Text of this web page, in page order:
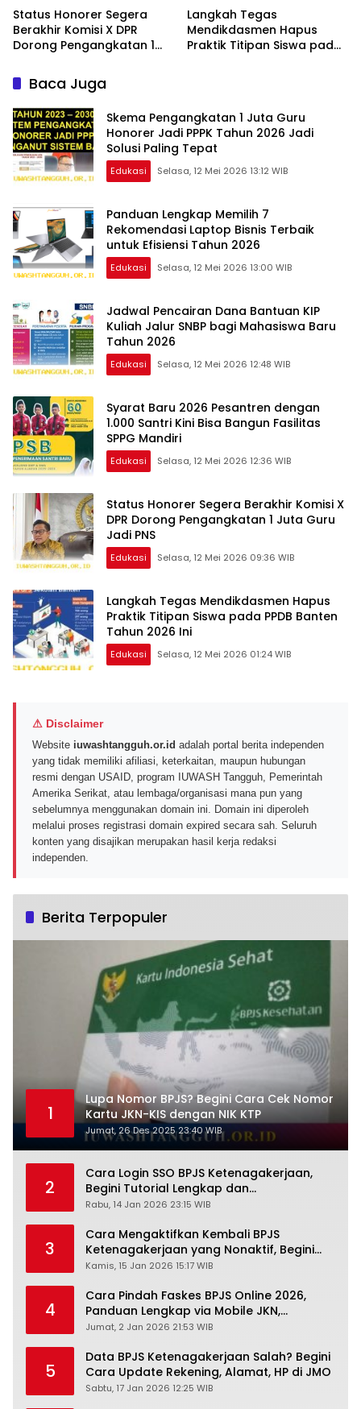
Status Honorer Segera
Berakhir Komisi X DPR
Dorong Pengangkatan 1
Langkah Tegas
Mendikdasmen Hapus
Praktik Titipan Siswa pada
Baca Juga
Skema Pengangkatan 1 Juta Guru
Honorer Jadi PPPK Tahun 2026 Jadi
Solusi Paling Tepat
Edukasi Selasa, 12 Mei 2026 13:12 WIB
Panduan Lengkap Memilih 7
Rekomendasi Laptop Bisnis Terbaik
untuk Efisiensi Tahun 2026
Edukasi Selasa, 12 Mei 2026 13:00 WIB
Jadwal Pencairan Dana Bantuan KIP
Kuliah Jalur SNBP bagi Mahasiswa Baru
Tahun 2026
Edukasi Selasa, 12 Mei 2026 12:48 WIB
Syarat Baru 2026 Pesantren dengan
1.000 Santri Kini Bisa Bangun Fasilitas
SPPG Mandiri
Edukasi Selasa, 12 Mei 2026 12:36 WIB
Status Honorer Segera Berakhir Komisi X
DPR Dorong Pengangkatan 1 Juta Guru
Jadi PNS
Edukasi Selasa, 12 Mei 2026 09:36 WIB
Langkah Tegas Mendikdasmen Hapus
Praktik Titipan Siswa pada PPDB Banten
Tahun 2026 Ini
Edukasi Selasa, 12 Mei 2026 01:24 WIB
⚠ Disclaimer
Website iuwashtangguh.or.id adalah portal berita independen
yang tidak memiliki afiliasi, keterkaitan, maupun hubungan
resmi dengan USAID, program IUWASH Tangguh, Pemerintah
Amerika Serikat, atau lembaga/organisasi mana pun yang
sebelumnya menggunakan domain ini. Domain ini diperoleh
melalui proses registrasi domain expired secara sah. Seluruh
konten yang disajikan merupakan hasil kerja redaksi
independen.
Berita Terpopuler
1
Lupa Nomor BPJS? Begini Cara Cek Nomor
Kartu JKN-KIS dengan NIK KTP
Jumat, 26 Des 2025 23:40 WIB
2
Cara Login SSO BPJS Ketenagakerjaan,
Begini Tutorial Lengkap dan
Pengertiannya
Rabu, 14 Jan 2026 23:15 WIB
3
Cara Mengaktifkan Kembali BPJS
Ketenagakerjaan yang Nonaktif, Begini
Panduan Lengkapnya
Kamis, 15 Jan 2026 15:17 WIB
4
Cara Pindah Faskes BPJS Online 2026,
Panduan Lengkap via Mobile JKN,
PANDAWA & Offiline Kantor Cabang
Jumat, 2 Jan 2026 21:53 WIB
5
Data BPJS Ketenagakerjaan Salah? Begini
Cara Update Rekening, Alamat, HP di JMO
Sabtu, 17 Jan 2026 12:25 WIB